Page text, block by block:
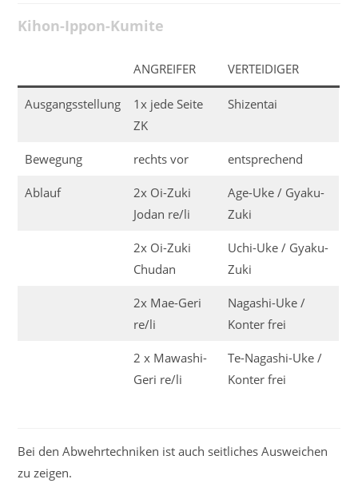
Kihon-Ippon-Kumite
ANGREIFER VERTEIDIGER
Ausgangsstellung
1x jede Seite
ZK
Shizentai
Bewegung rechts vor entsprechend
Ablauf
2x Oi-Zuki
Jodan re/li
Age-Uke / Gyaku-
Zuki
2x Oi-Zuki
Chudan
Uchi-Uke / Gyaku-
Zuki
2x Mae-Geri
re/li
Nagashi-Uke /
Konter frei
2 x Mawashi-
Geri re/li
Te-Nagashi-Uke /
Konter frei
Bei den Abwehrtechniken ist auch seitliches Ausweichen
zu zeigen.